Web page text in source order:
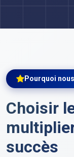
Pourquoi
Choisir
succès